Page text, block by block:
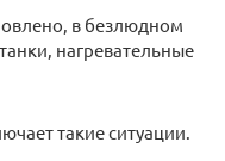
в безлюдном
нагревательные
такие ситуации.